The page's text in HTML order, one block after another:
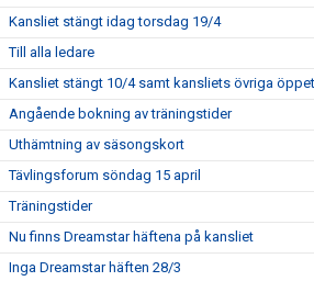
Kansliet stängt idag torsdag 19/4
Till alla ledare
Kansliet stängt 10/4 samt kansliets övriga
Angående bokning av träningstider
Uthämtning av säsongskort
Tävlingsforum söndag 15 april
Träningstider
Nu finns Dreamstar häftena på kansliet
Inga Dreamstar häften 28/3